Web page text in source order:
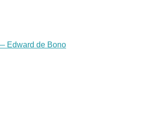
Edward de Bono